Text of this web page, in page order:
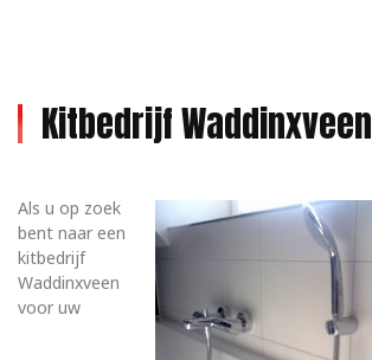
Kitbedrijf Waddinxveen
Als u op zoek
bent naar een
kitbedrijf
Waddinxveen
voor uw